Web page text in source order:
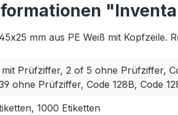
mm aus PE Weiß mit Kopfzeile.
Prüfziffer, 2 of 5 ohne Prüfziffer,
ohne Prüfziffer, Code 128B, Code
1000 Etiketten